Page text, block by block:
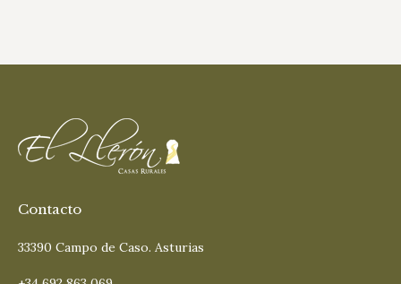
Contacto
33390 Campo de Caso. Asturias